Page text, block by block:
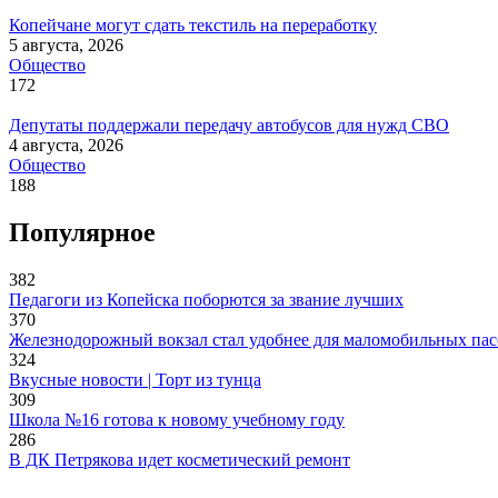
Копейчане могут сдать текстиль на переработку
5 августа, 2026
Общество
172
Депутаты поддержали передачу автобусов для нужд СВО
4 августа, 2026
Общество
188
Популярное
382
Педагоги из Копейска поборются за звание лучших
370
Железнодорожный вокзал стал удобнее для маломобильных
324
Вкусные новости | Торт из тунца
309
Школа №16 готова к новому учебному году
286
В ДК Петрякова идет косметический ремонт